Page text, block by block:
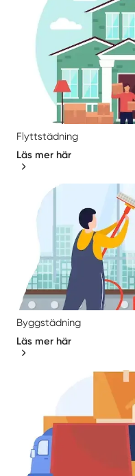
Flyttstädning
Läs mer här
Byggstädning
Läs mer här